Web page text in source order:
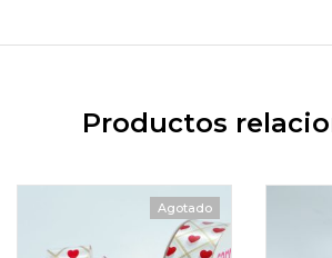
Productos
Agotado